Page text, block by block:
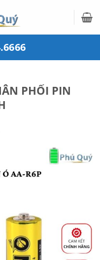
PHỐI PIN